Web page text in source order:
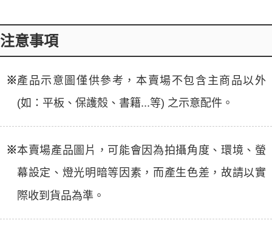
注意事項
※產品示意圖僅供參考，本賣場不包含主商品以外
(如：平板、保護殼、書籍...等) 之示意配件。
※本賣場產品圖片，可能會因為拍攝角度、環境、螢
幕設定、燈光明暗等因素，而產生色差，故請以實
際收到貨品為準。